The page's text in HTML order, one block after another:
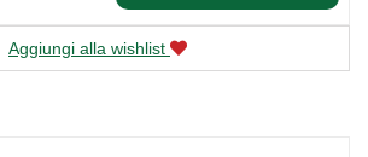
Aggiungi alla wishlist